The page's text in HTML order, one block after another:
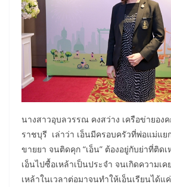
นางสาวอุบลวรรณ คงสว่าง เครือข่ายอง
ราชบุรี เล่าว่า เอ็นมีครอบครัวที่พ่อแม่แย
ขายยา จนติดคุก “เอ็น” ต้องอยู่กับย่าที่ติด
เอ็นไปซื้อเหล้าเป็นประจำ จนเกิดความเค
เหล้าในเวลาต่อมาจนทำให้เอ็นเรียนได้